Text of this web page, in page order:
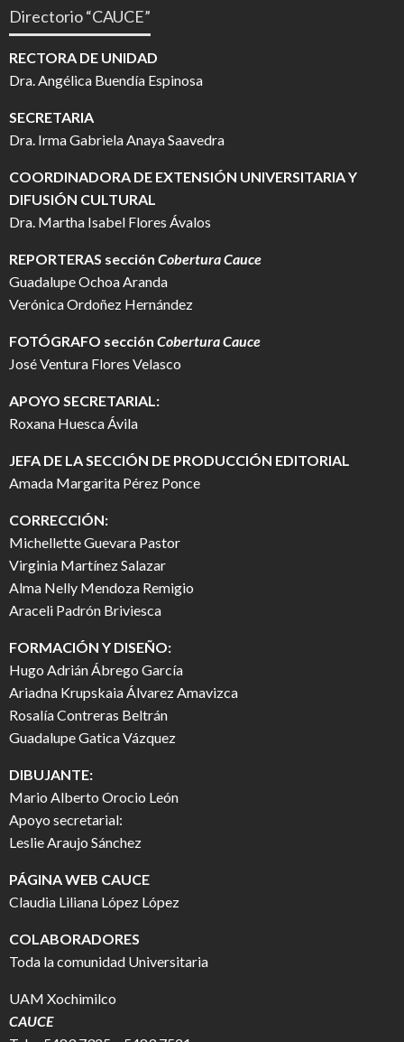
Directorio “CAUCE”
RECTORA DE UNIDAD
Dra. Angélica Buendía Espinosa
SECRETARIA
Dra. Irma Gabriela Anaya Saavedra
COORDINADORA DE EXTENSIÓN UNIVERSITARIA Y
DIFUSIÓN CULTURAL
Dra. Martha Isabel Flores Ávalos
REPORTERAS sección Cobertura Cauce
Guadalupe Ochoa Aranda
Verónica Ordoñez Hernández
FOTÓGRAFO sección Cobertura Cauce
José Ventura Flores Velasco
APOYO SECRETARIAL:
Roxana Huesca Ávila
JEFA DE LA SECCIÓN DE PRODUCCIÓN EDITORIAL
Amada Margarita Pérez Ponce
CORRECCIÓN:
Michellette Guevara Pastor
Virginia Martínez Salazar
Alma Nelly Mendoza Remigio
Araceli Padrón Briviesca
FORMACIÓN Y DISEÑO:
Hugo Adrián Ábrego García
Ariadna Krupskaia Álvarez Amavizca
Rosalía Contreras Beltrán
Guadalupe Gatica Vázquez
DIBUJANTE:
Mario Alberto Orocio León
Apoyo secretarial:
Leslie Araujo Sánchez
PÁGINA WEB CAUCE
Claudia Liliana López López
COLABORADORES
Toda la comunidad Universitaria
UAM Xochimilco
CAUCE